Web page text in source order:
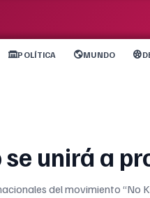
POLÍTICA MUNDO
se unirá a
del movimiento “No